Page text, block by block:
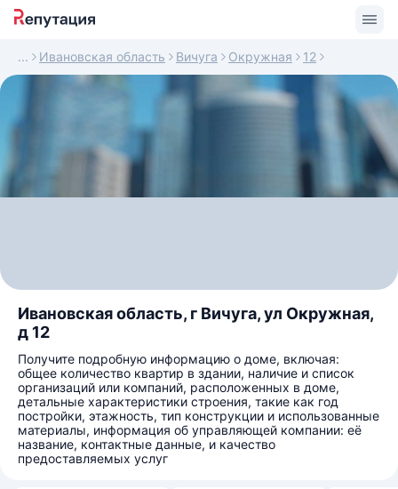
Ивановская область Вичуга Окружная 12
Ивановская область, г Вичуга, ул Окружная,
д 12
Получите подробную информацию о доме, включая:
общее количество квартир в здании, наличие и список
организаций или компаний, расположенных в доме,
детальные характеристики строения, такие как год
постройки, этажность, тип конструкции и использованные
материалы, информация об управляющей компании: её
название, контактные данные, и качество
предоставляемых услуг